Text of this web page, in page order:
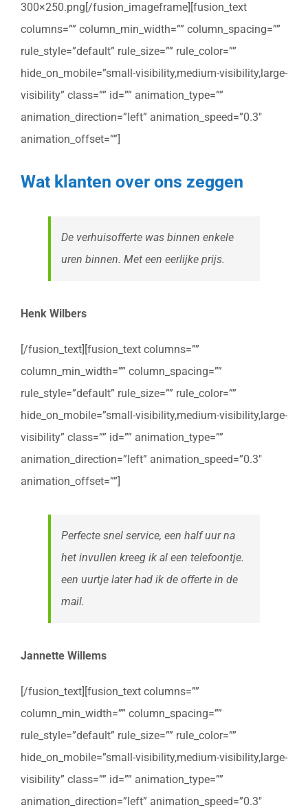
300×250.png[/fusion_imageframe][fusion_text
columns=”” column_min_width=”” column_spacing=””
rule_style=”default” rule_size=”” rule_color=””
hide_on_mobile=”small-visibility,medium-visibility,large-
visibility” class=”” id=”” animation_type=””
animation_direction=”left” animation_speed=”0.3″
animation_offset=””]
Wat klanten over ons zeggen
De verhuisofferte was binnen enkele
uren binnen. Met een eerlijke prijs.
Henk Wilbers
[/fusion_text][fusion_text columns=””
column_min_width=”” column_spacing=””
rule_style=”default” rule_size=”” rule_color=””
hide_on_mobile=”small-visibility,medium-visibility,large-
visibility” class=”” id=”” animation_type=””
animation_direction=”left” animation_speed=”0.3″
animation_offset=””]
Perfecte snel service, een half uur na
het invullen kreeg ik al een telefoontje.
een uurtje later had ik de offerte in de
mail.
Jannette Willems
[/fusion_text][fusion_text columns=””
column_min_width=”” column_spacing=””
rule_style=”default” rule_size=”” rule_color=””
hide_on_mobile=”small-visibility,medium-visibility,large-
visibility” class=”” id=”” animation_type=””
animation_direction=”left” animation_speed=”0.3″